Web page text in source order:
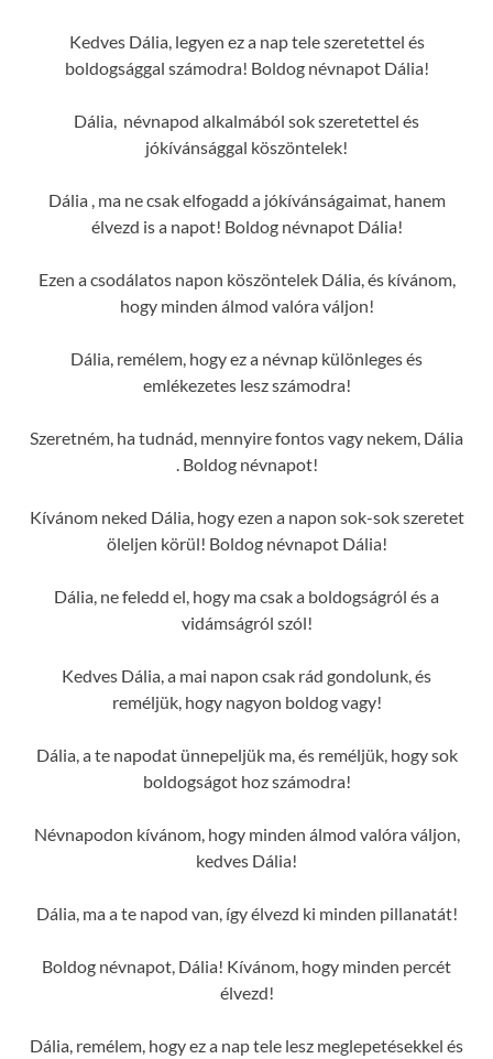
Kedves Dália, legyen ez a nap tele szeretettel és
boldogsággal számodra! Boldog névnapot Dália!
Dália, névnapod alkalmából sok szeretettel és
jókívánsággal köszöntelek!
Dália , ma ne csak elfogadd a jókívánságaimat, hanem
élvezd is a napot! Boldog névnapot Dália!
Ezen a csodálatos napon köszöntelek Dália, és kívánom,
hogy minden álmod valóra váljon!
Dália, remélem, hogy ez a névnap különleges és
emlékezetes lesz számodra!
Szeretném, ha tudnád, mennyire fontos vagy nekem, Dália
. Boldog névnapot!
Kívánom neked Dália, hogy ezen a napon sok-sok szeretet
öleljen körül! Boldog névnapot Dália!
Dália, ne feledd el, hogy ma csak a boldogságról és a
vidámságról szól!
Kedves Dália, a mai napon csak rád gondolunk, és
reméljük, hogy nagyon boldog vagy!
Dália, a te napodat ünnepeljük ma, és reméljük, hogy sok
boldogságot hoz számodra!
Névnapodon kívánom, hogy minden álmod valóra váljon,
kedves Dália!
Dália, ma a te napod van, így élvezd ki minden pillanatát!
Boldog névnapot, Dália! Kívánom, hogy minden percét
élvezd!
Dália, remélem, hogy ez a nap tele lesz meglepetésekkel és